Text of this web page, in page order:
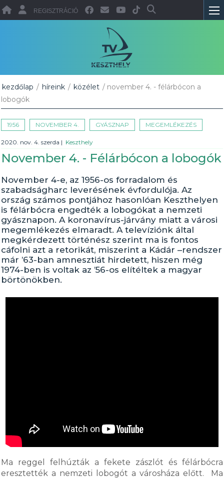
REGISZTRÁCIÓ
kezdőlap / híreink / közélet / november 4. - félárbócon a
lobogók
1956 NOVEMBER 4. GYÁSZNAP MEGEMLÉKEZÉS
2020. nov. 4. szerda | Keszthely
November 4. - Félárbócon a lobogók
November 4-e, az 1956-os forradalom és
szabadságharc leverésének évfordulója. Az
ország számos pontjához hasonlóan Keszthelyen
is félárbócra engedték a lobogókat a nemzeti
gyásznapon. A koronavírus-járvány miatt a városi
megemlékezés elmaradt. A televíziónk által
megkérdezett történész szerint ma is fontos
cáfolni azt a retorikát, miszerint a Kádár –rendszer
már ’63-ban amnesztiát hirdetett, hiszen még
1974-ben is voltak az ’56-os elítéltek a magyar
börtönökben.
Ma reggel felhúzták a fekete zászlót és félárbócra
eresztették a nemzeti lobogót a városháza előtt. Ma